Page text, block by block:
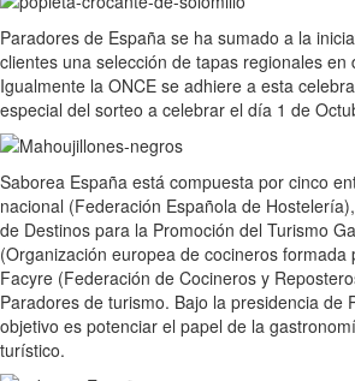
Paradores de España se ha sumado a la
clientes una selección de tapas regionales en
Igualmente la ONCE se adhiere a esta
especial del sorteo a celebrar el día 1 de
Saborea España está compuesta por cinco
nacional (Federación Española de
de Destinos para la Promoción del Turismo
(Organización europea de cocineros formada
Facyre (Federación de Cocineros y
Paradores de turismo. Bajo la presidencia de
objetivo es potenciar el papel de la
turístico.